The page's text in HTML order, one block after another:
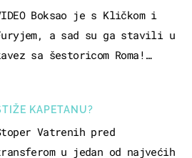
Boksao je s Kličkom i
a sad su ga stavili u
sa šestoricom Roma!
KAPETANU?
Vatrenih pred
u jedan od najvećih